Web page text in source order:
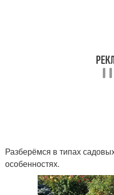
Разберёмся в типах
особенностях.